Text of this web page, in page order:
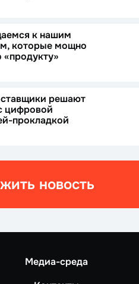
к нашим
которые мощно
«продукту»
решают
цифровой
прокладкой
новость
Медиа-среда